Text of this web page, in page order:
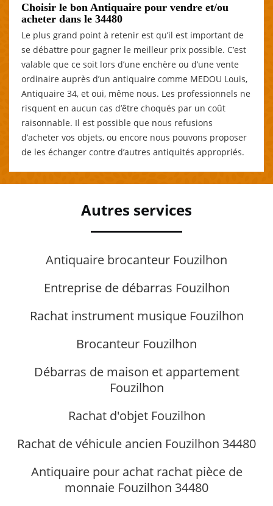
Choisir le bon Antiquaire pour vendre et/ou
acheter dans le 34480
Le plus grand point à retenir est qu’il est important de
se débattre pour gagner le meilleur prix possible. C’est
valable que ce soit lors d’une enchère ou d’une vente
ordinaire auprès d’un antiquaire comme MEDOU Louis,
Antiquaire 34, et oui, même nous. Les professionnels ne
risquent en aucun cas d’être choqués par un coût
raisonnable. Il est possible que nous refusions
d’acheter vos objets, ou encore nous pouvons proposer
de les échanger contre d’autres antiquités appropriés.
Autres services
Antiquaire brocanteur Fouzilhon
Entreprise de débarras Fouzilhon
Rachat instrument musique Fouzilhon
Brocanteur Fouzilhon
Débarras de maison et appartement
Fouzilhon
Rachat d'objet Fouzilhon
Rachat de véhicule ancien Fouzilhon 34480
Antiquaire pour achat rachat pièce de
monnaie Fouzilhon 34480